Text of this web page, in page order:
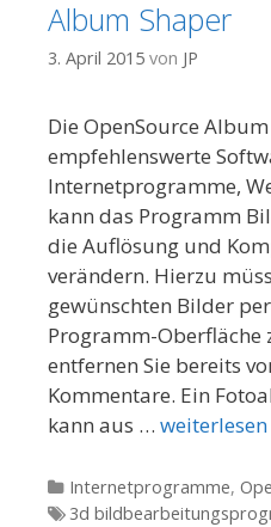
Album Shaper
3. April 2015 von JP
Die OpenSource
empfehlenswerte
Internetprogramme,
kann das Programm
die Auflösung und
verändern. Hierzu
gewünschten Bilder
Programm-Oberfläche
entfernen Sie bereits
Kommentare. Ein
kann aus … weiterlesen
Kategorien
Internetprogramme,
Tags
3d